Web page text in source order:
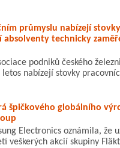
průmyslu nabízejí
absolventy technicky
podniků českého
letos nabízejí stovky
špičkového globálního
Electronics oznámila, že
veškerých akcií skupiny